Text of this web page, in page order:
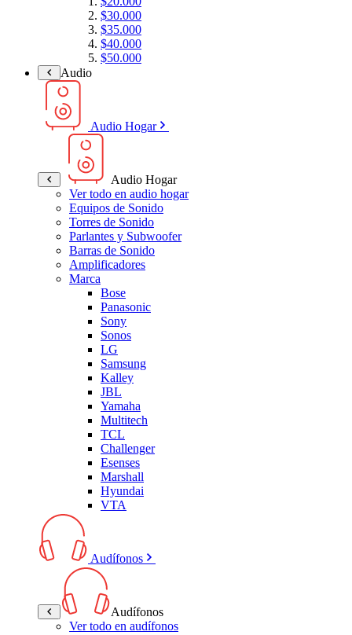
$30.000
$35.000
$40.000
$50.000
Audio
Audio Hogar
Audio Hogar
Ver todo en audio hogar
Equipos de Sonido
Torres de Sonido
Parlantes y Subwoofer
Barras de Sonido
Amplificadores
Marca
Bose
Panasonic
Sony
Sonos
LG
Samsung
Kalley
JBL
Yamaha
Multitech
TCL
Challenger
Esenses
Marshall
Hyundai
VTA
Audífonos
Audífonos
Ver todo en audífonos